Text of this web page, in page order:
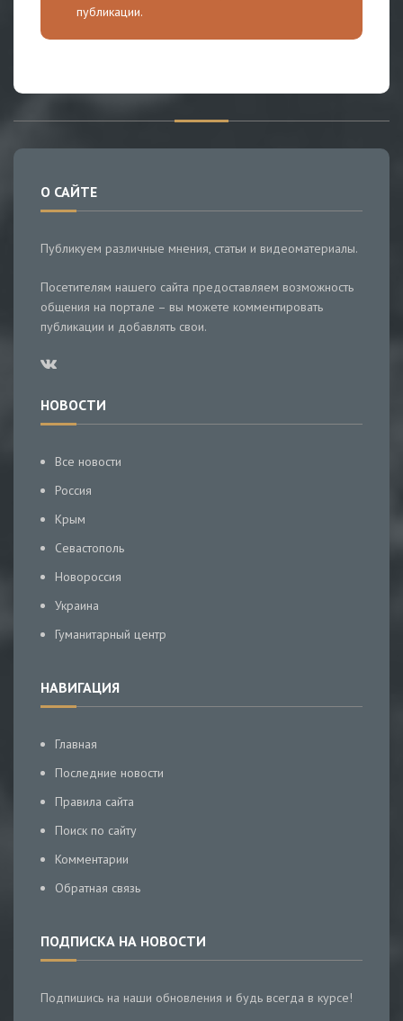
публикации.
О САЙТЕ
Публикуем различные мнения, статьи и видеоматериалы.
Посетителям нашего сайта предоставляем возможность
общения на портале – вы можете комментировать
публикации и добавлять свои.
НОВОСТИ
Все новости
Россия
Крым
Севастополь
Новороссия
Украина
Гуманитарный центр
НАВИГАЦИЯ
Главная
Последние новости
Правила сайта
Поиск по сайту
Комментарии
Обратная связь
ПОДПИСКА НА НОВОСТИ
Подпишись на наши обновления и будь всегда в курсе!